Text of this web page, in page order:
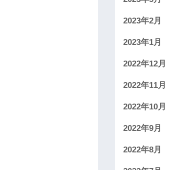
2023年2月
2023年1月
2022年12月
2022年11月
2022年10月
2022年9月
2022年8月